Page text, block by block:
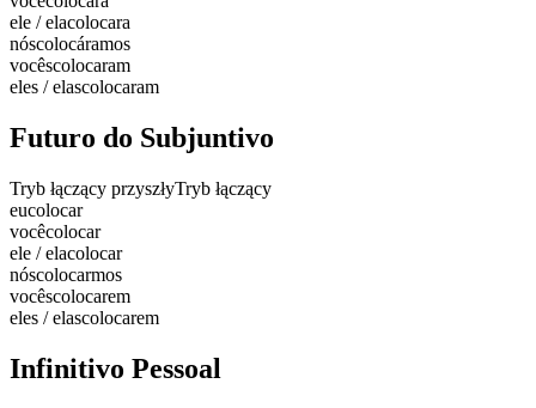
ele / elacolocara
nóscolocáramos
vocêscolocaram
eles / elascolocaram
Futuro do Subjuntivo
Tryb łączący przyszłyTryb łączący
eucolocar
vocêcolocar
ele / elacolocar
nóscolocarmos
vocêscolocarem
eles / elascolocarem
Infinitivo Pessoal